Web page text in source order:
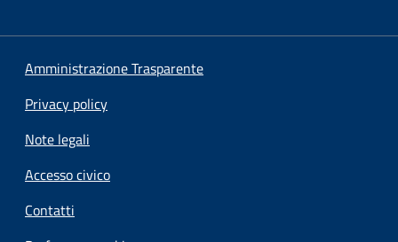
Amministrazione Trasparente
Privacy policy
Note legali
Accesso civico
Contatti